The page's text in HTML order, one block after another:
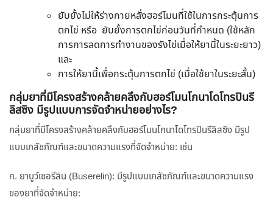
ยับยั้งไม่ให้ร่างกายหลั่งฮอร์โมนที่ใช้ในการกระตุ้นการ
ตกไข่ หรือ ยับยั้งการตกไข่ก่อนวันที่กำหนด (ใช้หลัก
การการลดการทำงานของรังไข่เมื่อให้ยานี้ในระยะยาว)
และ
การให้ยานี้เพื่อกระตุ้นการตกไข่ (เมื่อใช้ยาในระยะสั้น)
กลุ่มยาที่มีโครงสร้างคล้ายคลึงกับฮอร์โมนโกนาโดโทรปินรี
ลิสซิง มีรูปแบบการจัดจำหน่ายอย่างไร?
กลุ่มยาที่มีโครงสร้างคล้ายคลึงกับฮอร์โมนโกนาโดโทรปินรีลิสซิง มีรูป
แบบเภสัชภัณฑ์และขนาดความแรงที่จัดจำหน่าย: เช่น
ก. ยาบูว์เซอรีลิน (Buserelin): มีรูปแบบเภสัชภัณฑ์และขนาดความแรง
ของยาที่จัดจำหน่าย: